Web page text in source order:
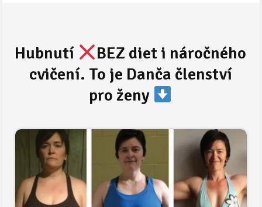
Hubnutí
BEZ diet i náročného
cvičení. To je Danča členství
pro ženy